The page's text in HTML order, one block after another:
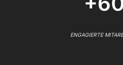
ENGAGIERTE